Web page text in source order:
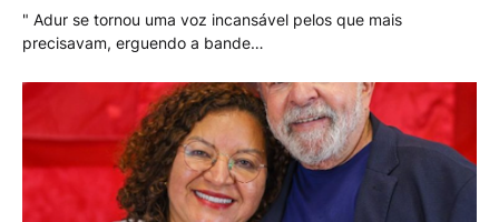
" Adur se tornou uma voz incansável pelos que mais
precisavam, erguendo a bande…